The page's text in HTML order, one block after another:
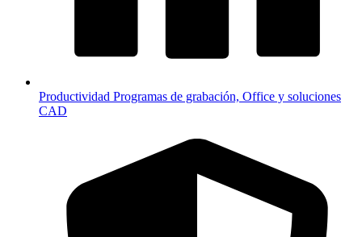
Productividad Programas de grabación, Office y soluciones
CAD